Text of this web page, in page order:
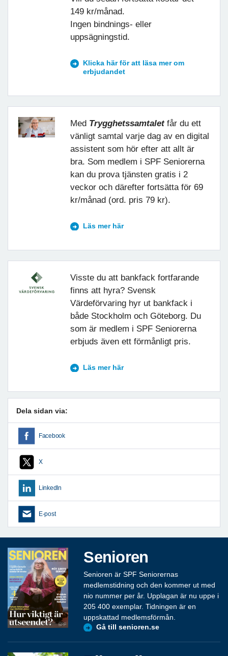
149 kr/månad.
Ingen bindnings- eller
uppsägningstid.
Klicka här för att läsa mer om
erbjudandet
Med Trygghetssamtalet får du ett
vänligt samtal varje dag av en digital
assistent som hör efter att allt är
bra. Som medlem i SPF Seniorerna
kan du prova tjänsten gratis i 2
veckor och därefter fortsätta för 69
kr/månad (ord. pris 79 kr).
Läs mer här
Visste du att bankfack fortfarande
finns att hyra? Svensk
Värdeförvaring hyr ut bankfack i
både Stockholm och Göteborg. Du
som är medlem i SPF Seniorerna
erbjuds även ett förmånligt pris.
Läs mer här
Dela sidan via:
Facebook
X
LinkedIn
E-post
Senioren
Senioren är SPF Seniorernas
medlemstidning och den kommer ut med
nio nummer per år. Upplagan är nu uppe i
205 400 exemplar. Tidningen är en
uppskattad medlemsförmån.
Gå till senioren.se